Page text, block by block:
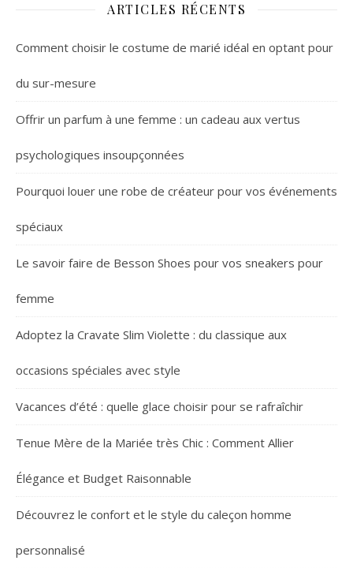
ARTICLES RÉCENTS
Comment choisir le costume de marié idéal en optant pour
du sur-mesure
Offrir un parfum à une femme : un cadeau aux vertus
psychologiques insoupçonnées
Pourquoi louer une robe de créateur pour vos événements
spéciaux
Le savoir faire de Besson Shoes pour vos sneakers pour
femme
Adoptez la Cravate Slim Violette : du classique aux
occasions spéciales avec style
Vacances d’été : quelle glace choisir pour se rafraîchir
Tenue Mère de la Mariée très Chic : Comment Allier
Élégance et Budget Raisonnable
Découvrez le confort et le style du caleçon homme
personnalisé